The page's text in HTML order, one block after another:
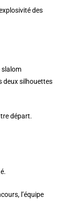
des
slalom
deux silhouettes
départ.
l’équipe